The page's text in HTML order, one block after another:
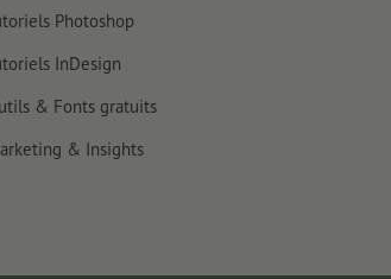
Photoshop
InDesign
& Fonts gratuits
& Insights